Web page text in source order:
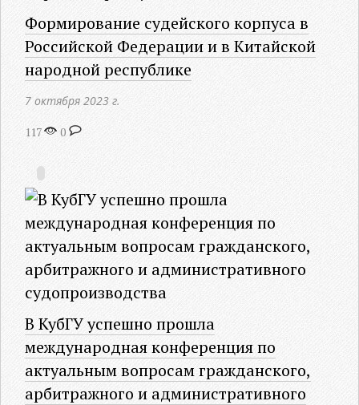
Формирование судейского корпуса в
Российской Федерации и в Китайской
народной республике
7 октября 2023 г.
117 0
В КубГУ успешно прошла
международная конференция по
актуальным вопросам гражданского,
арбитражного и административного